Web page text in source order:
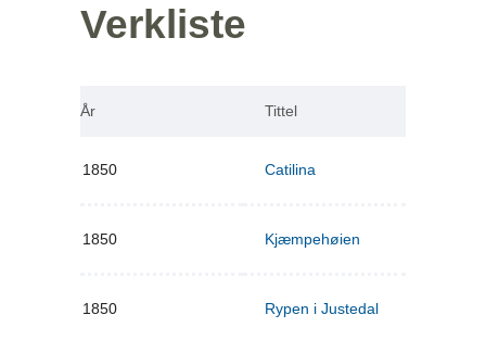
Verkliste
År Tittel
1850 Catilina
1850 Kjæmpehøien
1850 Rypen i Justedal